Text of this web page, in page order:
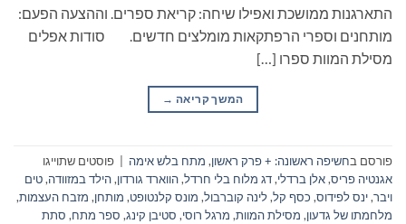
התארגנות ממושכת ואפילו שיחה: קריאת ספרים. וההצעה הפעם:
מותחנים וספרי הרפתקאות מומלצים חדשים. סודות אפלים
מסילת המוות ספרו […]
המשך קריאה →
פורסם בחשיפה ראשונה: + פרק ראשון, מתח בלש אימה
פוסטים שתוייגו
אגנטיה פריס,אלן ברדלי,דג מלוח בלי חרדל,הווארד גורדון,הילד במזוודה,טים
ויבר,ינס לפידוס, כסף קל,לינה קוברבול, מונס קלנטופט, מותחן, מזבח העצמות,
מלחמתו של גדעון, מסילת המוות, מרגל רוסי, סטיבן קינג, ספר מתח, סתת